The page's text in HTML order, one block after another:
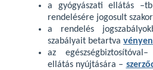
a gyógyászati ellátás
rendelésére jogosult
a rendelés
szabályait betartva vényen
az
ellátás nyújtására –